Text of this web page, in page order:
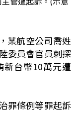
某航空公司喬姓
委員會官員刺探
新台幣10萬元遭
罪條例等罪起訴